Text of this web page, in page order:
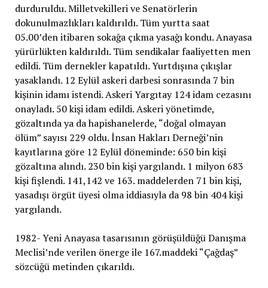
durduruldu. Milletvekilleri ve Senatörlerin
dokunulmazlıkları kaldırıldı. Tüm yurtta saat
05.00’den itibaren sokağa çıkma yasağı kondu. Anayasa
yürürlükten kaldırıldı. Tüm sendikalar faaliyetten men
edildi. Tüm dernekler kapatıldı. Yurtdışına çıkışlar
yasaklandı. 12 Eylül askeri darbesi sonrasında 7 bin
kişinin idamı istendi. Askeri Yargıtay 124 idam cezasını
onayladı. 50 kişi idam edildi. Askeri yönetimde,
gözaltında ya da hapishanelerde, “doğal olmayan
ölüm” sayısı 229 oldu. İnsan Hakları Derneği’nin
kayıtlarına göre 12 Eylül döneminde: 650 bin kişi
gözaltına alındı. 230 bin kişi yargılandı. 1 milyon 683
kişi fişlendi. 141,142 ve 163. maddelerden 71 bin kişi,
yasadışı örgüt üyesi olma iddiasıyla da 98 bin 404 kişi
yargılandı.
1982- Yeni Anayasa tasarısının görüşüldüğü Danışma
Meclisi’nde verilen önerge ile 167.maddeki “Çağdaş”
sözcüğü metinden çıkarıldı.